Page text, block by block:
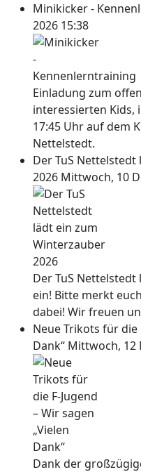
Minikicker -
2026 15:38
Einladung zum
interessierten Kids,
17:45 Uhr auf dem
Nettelstedt.
Der TuS
2026 Mittwoch, 10
Der TuS
ein! Bitte merkt
dabei! Wir freuen
Neue Trikots für die
Dank“ Mittwoch, 12
Dank der